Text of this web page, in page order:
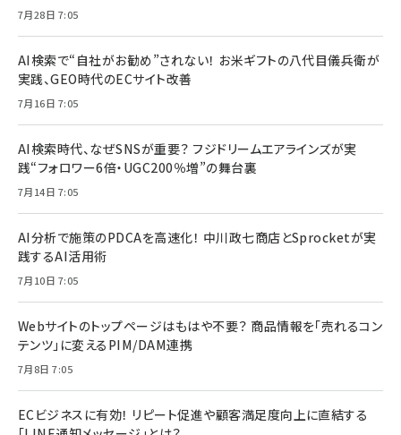
7月28日 7:05
AI検索で“自社がお勧め”されない！ お米ギフトの八代目儀兵衛が
実践、GEO時代のECサイト改善
7月16日 7:05
AI検索時代、なぜSNSが重要？ フジドリームエアラインズが実
践“フォロワー6倍・UGC200％増”の舞台裏
7月14日 7:05
AI分析で施策のPDCAを高速化！ 中川政七商店とSprocketが実
践するAI活用術
7月10日 7:05
Webサイトのトップページはもはや不要？ 商品情報を「売れるコン
テンツ」に変えるPIM/DAM連携
7月8日 7:05
ECビジネスに有効！ リピート促進や顧客満足度向上に直結する